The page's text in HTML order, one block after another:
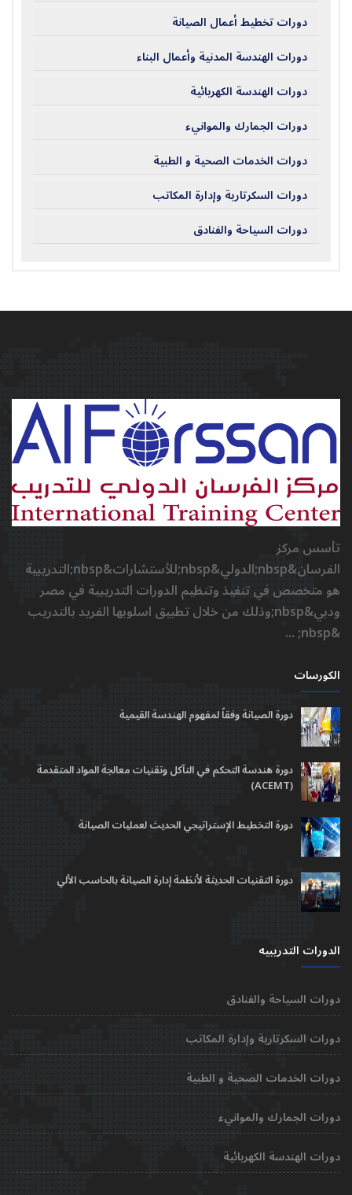
دورات تخطيط أعمال الصيانة
دورات الهندسة المدنية وأعمال البناء
دورات الهندسة الكهربائية
دورات الجمارك والموانيء
دورات الخدمات الصحية و الطبية
دورات السكرتارية وإدارة المكاتب
دورات السياحة والفنادق
تأسس مركز
الفرسان&nbsp;الدولي&nbsp;للأستشارات&nbsp;التدريبية
هو متخصص في تنفيذ وتنظيم الدورات التدريبية في مصر
ودبي&nbsp;وذلك من خلال تطبيق اسلوبها الفريد بالتدريب
&nbsp; ...
الكورسات
دورة الصيانة وفقاً لمفهوم الهندسة القيمية
دورة هندسة التحكم في التآكل وتقنيات معالجة المواد المتقدمة
(ACEMT)
دورة التخطيط الإستراتيجي الحديث لعمليات الصيانة
دورة التقنيات الحديثة لأنظمة إدارة الصيانة بالحاسب الألي
الدورات التدريبيه
دورات السياحة والفنادق
دورات السكرتارية وإدارة المكاتب
دورات الخدمات الصحية و الطبية
دورات الجمارك والموانيء
دورات الهندسة الكهربائية